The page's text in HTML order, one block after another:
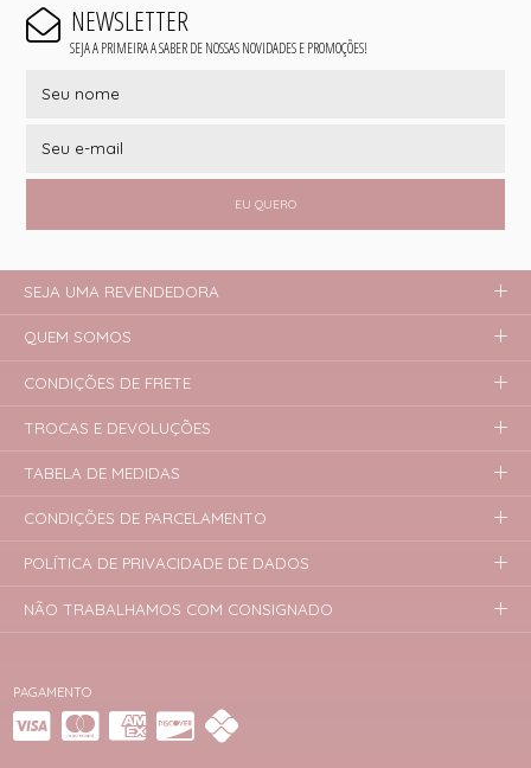
NEWSLETTER
SEJA A PRIMEIRA A SABER DE NOSSAS NOVIDADES E PROMOÇÕES!
EU QUERO
PAGAMENTO
SEJA UMA REVENDEDORA
QUEM SOMOS
CONDIÇÕES DE FRETE
TROCAS E DEVOLUÇÕES
TABELA DE MEDIDAS
CONDIÇÕES DE PARCELAMENTO
POLÍTICA DE PRIVACIDADE DE DADOS
NÃO TRABALHAMOS COM CONSIGNADO